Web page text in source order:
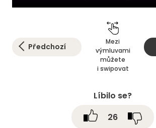
Předchozí
Mezi
výmluvami
můžete
i swipovat
Líbilo se?
26